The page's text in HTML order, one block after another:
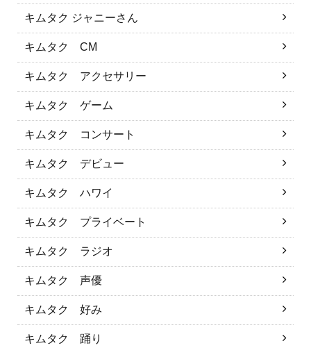
キムタク ジャニーさん
キムタク CM
キムタク アクセサリー
キムタク ゲーム
キムタク コンサート
キムタク デビュー
キムタク ハワイ
キムタク プライベート
キムタク ラジオ
キムタク 声優
キムタク 好み
キムタク 踊り